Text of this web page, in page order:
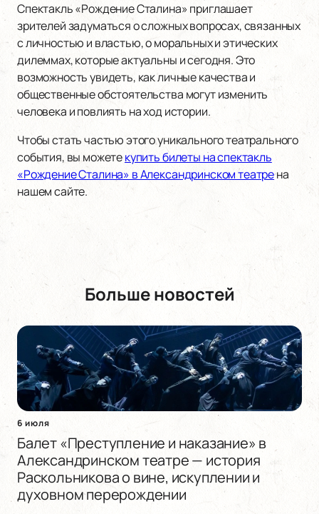
Спектакль «Рождение Сталина» приглашает
зрителей задуматься о сложных вопросах, связанных
с личностью и властью, о моральных и этических
дилеммах, которые актуальны и сегодня. Это
возможность увидеть, как личные качества и
общественные обстоятельства могут изменить
человека и повлиять на ход истории.
Чтобы стать частью этого уникального театрального
события, вы можетекупить билеты на спектакль
«Рождение Сталина» в Александринском театрена
нашем сайте.
Больше новостей
6 июля
Балет «Преступление и наказание» в
Александринском театре — история
Раскольникова о вине, искуплении и
духовном перерождении